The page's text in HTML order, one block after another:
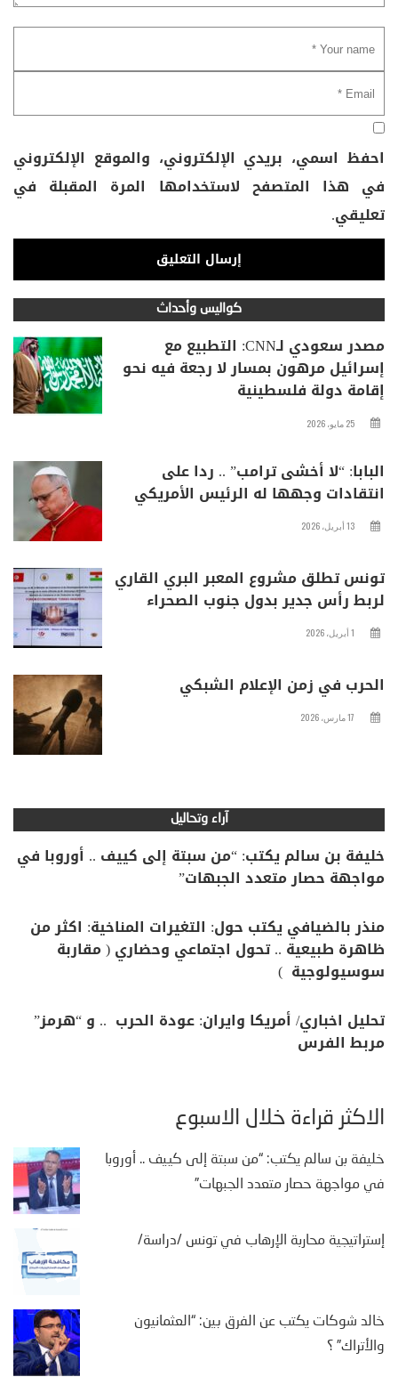
احفظ اسمي، بريدي الإلكتروني، والموقع الإلكتروني
في هذا المتصفح لاستخدامها المرة المقبلة في
تعليقي.
كواليس وأحداث
مصدر سعودي لـCNN: التطبيع مع
إسرائيل مرهون بمسار لا رجعة فيه نحو
إقامة دولة فلسطينية
25 مايو، 2026
البابا: “لا أخشى ترامب” .. ردا على
انتقادات وجهها له الرئيس الأمريكي
13 أبريل، 2026
تونس تطلق مشروع المعبر البري القاري
لربط رأس جدير بدول جنوب الصحراء
1 أبريل، 2026
الحرب في زمن الإعلام الشبكي
17 مارس، 2026
آراء وتحاليل
خليفة بن سالم يكتب: “من سبتة إلى كييف .. أوروبا في
مواجهة حصار متعدد الجبهات”
منذر بالضيافي يكتب حول: التغيرات المناخية: اكثر من
ظاهرة طبيعية .. تحول اجتماعي وحضاري ( مقاربة
سوسيولوجية )
تحليل اخباري/ أمريكا وايران: عودة الحرب .. و “هرمز”
مربط الفرس
الأكثر قراءة خلال الأسبوع
خليفة بن سالم يكتب: “من سبتة إلى كييف .. أوروبا
في مواجهة حصار متعدد الجبهات”
إستراتيجية محاربة الإرهاب في تونس /دراسة/
خالد شوكات يكتب عن الفرق بين: “العثمانيون
والأتراك” ؟